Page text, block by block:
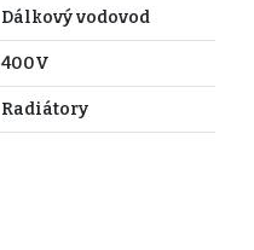
Dálkový vodovod
400V
Radiátory